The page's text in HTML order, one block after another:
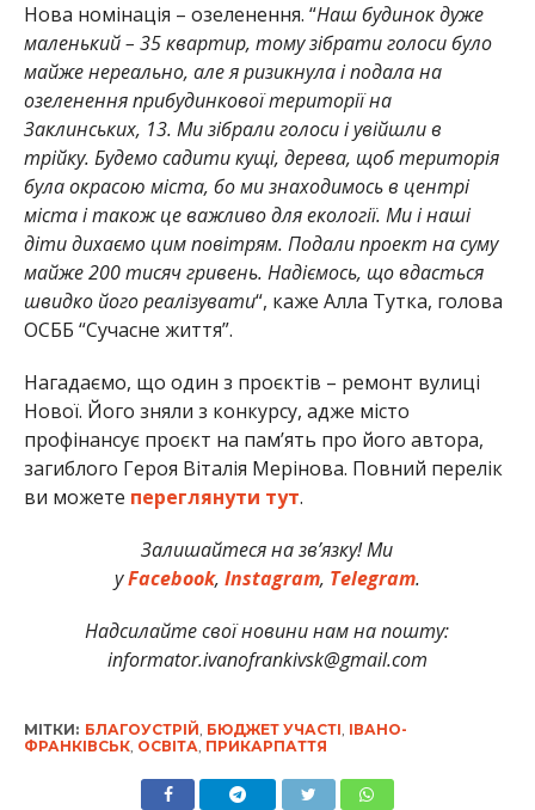
Нова номінація – озеленення. “Наш будинок дуже
маленький – 35 квартир, тому зібрати голоси було
майже нереально, але я ризикнула і подала на
озеленення прибудинкової території на
Заклинських, 13. Ми зібрали голоси і увійшли в
трійку. Будемо садити кущі, дерева, щоб територія
була окрасою міста, бо ми знаходимось в центрі
міста і також це важливо для екології. Ми і наші
діти дихаємо цим повітрям. Подали проект на суму
майже 200 тисяч гривень. Надіємось, що вдасться
швидко його реалізувати“, каже Алла Тутка, голова
ОСББ “Сучасне життя”.
Нагадаємо, що один з проєктів – ремонт вулиці
Нової. Його зняли з конкурсу, адже місто
профінансує проєкт на пам’ять про його автора,
загиблого Героя Віталія Мерінова. Повний перелік
ви можете переглянути тут.
Залишайтеся на зв’язку! Ми
уFacebook, Instagram, Telegram.
Надсилайте свої новини нам на пошту:
informator.ivanofrankivsk@gmail.com
МІТКИ: БЛАГОУСТРІЙ, БЮДЖЕТ УЧАСТІ, ІВАНО-
ФРАНКІВСЬК, ОСВІТА, ПРИКАРПАТТЯ